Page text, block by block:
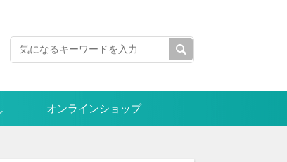
オンラインショップ